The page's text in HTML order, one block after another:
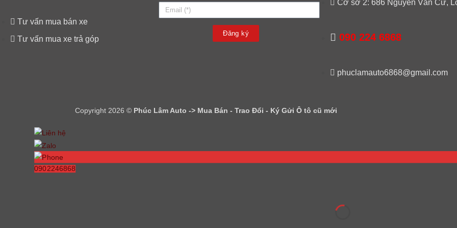
Tư vấn mua bán xe
Tư vấn mua xe trả góp
Đăng ký
Cơ sở 2: 686 Nguyễn Văn Cừ,
090 224 6868
phuclamauto6868@gmail.com
Copyright 2026 © Phúc Lâm Auto -> Mua Bán - Trao Đổi - Ký Gửi Ô tô cũ mới
0902246868